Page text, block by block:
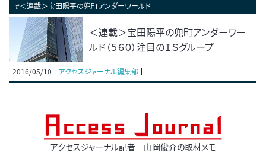
#＜連載＞宝田陽平の兜町アンダーワールド
＜連載＞宝田陽平の兜町アンダーワー
ルド（５６０）注目のＩＳグループ
2016/05/10 アクセスジャーナル編集部
アクセスジャーナル記者 山岡俊介の取材メモ